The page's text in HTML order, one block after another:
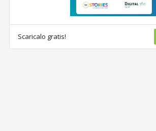
Scaricalo gratis!